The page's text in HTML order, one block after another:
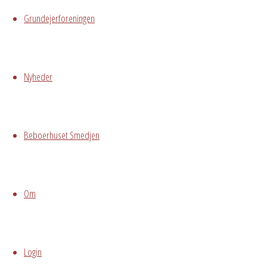
Grundejerforeningen
Nyheder
Beboerhuset Smedjen
Om
Login
Oversigt
Grundejerforeningen
2650 Hvidovre •
Vi anvender cookies for at